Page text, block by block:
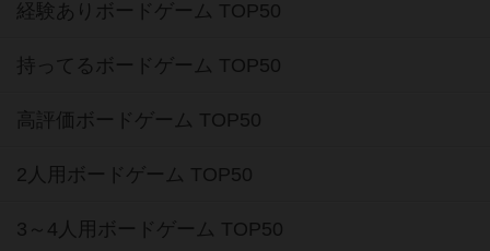
経験ありボードゲーム TOP50
持ってるボードゲーム TOP50
高評価ボードゲーム TOP50
2人用ボードゲーム TOP50
3～4人用ボードゲーム TOP50